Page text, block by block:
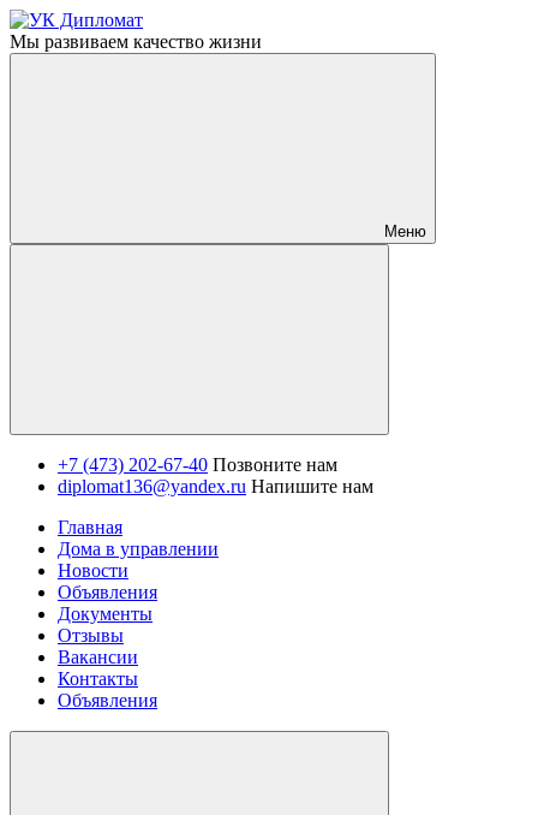
Мы развиваем качество жизни
Меню
+7 (473) 202-67-40 Позвоните нам
diplomat136@yandex.ru Напишите нам
Главная
Дома в управлении
Новости
Объявления
Документы
Отзывы
Вакансии
Контакты
Объявления